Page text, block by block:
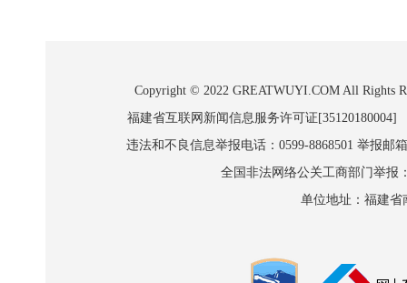
Copyright © 2022 GREATWUYI.COM All Rights
福建省互联网新闻信息服务许可证
违法和不良信息举报电话：0599-8868501 举报邮
全国非法网络公关工商部门举报
单位地址：福建省